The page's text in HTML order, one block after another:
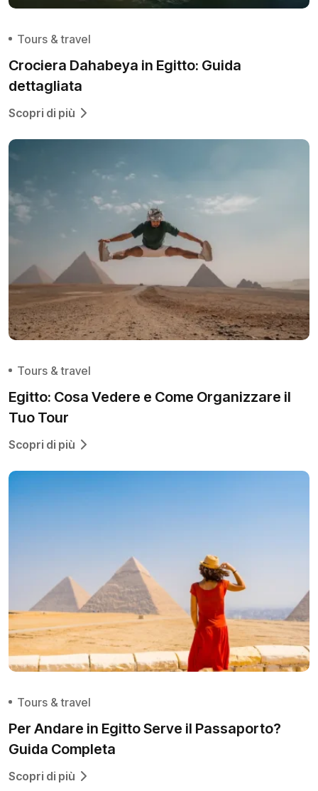
Tours & travel
Crociera Dahabeya in Egitto: Guida
dettagliata
Scopri di più
Tours & travel
Egitto: Cosa Vedere e Come Organizzare il
Tuo Tour
Scopri di più
Tours & travel
Per Andare in Egitto Serve il Passaporto?
Guida Completa
Scopri di più